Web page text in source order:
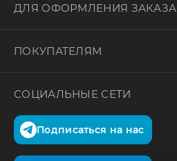
ДЛЯ ОФОРМЛЕНИЯ ЗАКАЗА
ПОКУПАТЕЛЯМ
СОЦИАЛЬНЫЕ СЕТИ
Подписаться на нас